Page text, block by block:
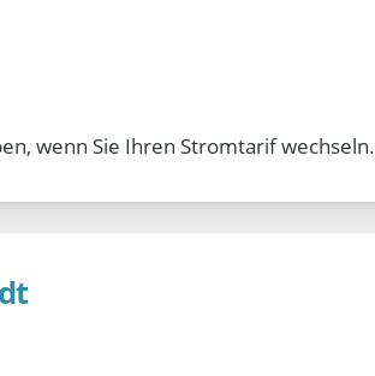
wenn Sie Ihren Stromtarif wechseln.